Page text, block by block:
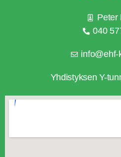
Peter
040
info@ehf-
Yhdistyksen Y-